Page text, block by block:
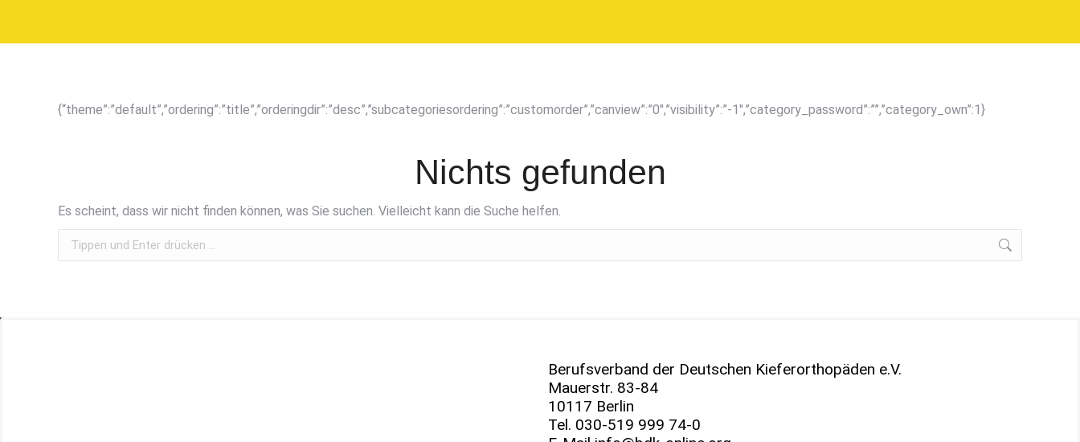
{“theme”:”default”,”ordering”:”title”,”orderingdir”:”desc”,”subcategoriesordering”:”customorder”,”canview”:”0″,”visibility”:”-1″,”category_password”:””,”category_own”:1}
Nichts gefunden
Es scheint, dass wir nicht finden können, was Sie suchen. Vielleicht kann die Suche helfen.
Berufsverband der Deutschen Kieferorthopäden e.V.
Mauerstr. 83-84
10117 Berlin
Tel. 030-519 999 74-0